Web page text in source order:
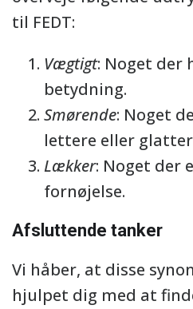
til FEDT:
Vægtigt: Noget der
betydning.
Smørende: Noget
lettere eller
Lækker: Noget der
fornøjelse.
Afsluttende tanker
Vi håber, at disse
hjulpet dig med at